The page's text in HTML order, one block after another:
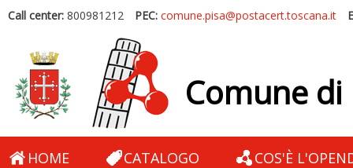
Call center: 800981212 PEC: comune.pisa@postacert.toscana.it
Comune di
HOME CATALOGO COS'È